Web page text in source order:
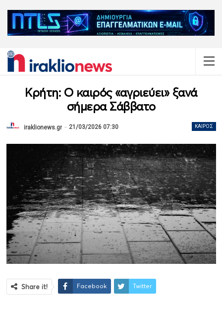
Κρήτη: Ο καιρός «αγριεύει» ξανά
σήμερα Σάββατο
ΚΑΙΡΌΣ
iraklionews.gr 21/03/2026 07:30
Share it! Facebook Twitter